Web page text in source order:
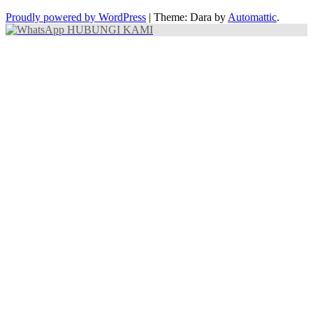
Proudly powered by WordPress | Theme: Dara by Automattic.
HUBUNGI KAMI